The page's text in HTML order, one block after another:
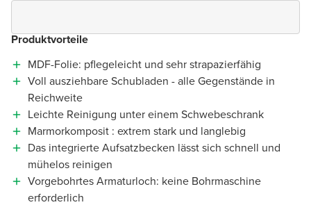
Produktvorteile
MDF-Folie: pflegeleicht und sehr strapazierfähig
Voll ausziehbare Schubladen - alle Gegenstände in
Reichweite
Leichte Reinigung unter einem Schwebeschrank
Marmorkomposit : extrem stark und langlebig
Das integrierte Aufsatzbecken lässt sich schnell und
mühelos reinigen
Vorgebohrtes Armaturloch: keine Bohrmaschine
erforderlich